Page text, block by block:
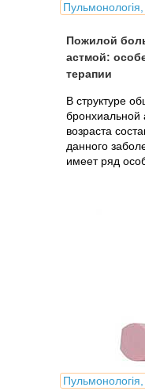
Пульмонологія,
Пожилой
астмой:
терапии
В структуре
бронхиальной
возраста
данного
имеет ряд
Пульмонологія,